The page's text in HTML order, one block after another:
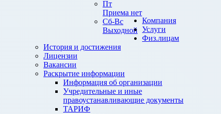
Пт
Приема нет
Сб-Вс
Выходной
Компания
История и достижения
Лицензии
Вакансии
Раскрытие информации
Информация об организации
Учредительные и иные
правоустанавливающие документы
ТАРИФ
Услуги
Физ.лицам